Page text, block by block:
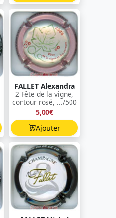
FALLET Alexandra
2 Fête de la vigne,
contour rosé, .../500
5,00€
Ajouter